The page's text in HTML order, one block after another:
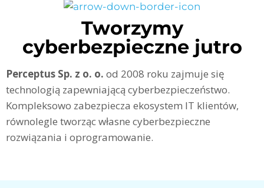
Tworzymy
cyberbezpieczne jutro
Perceptus Sp. z o. o. od 2008 roku zajmuje się
technologią zapewniającą cyberbezpieczeństwo.
Kompleksowo zabezpiecza ekosystem IT klientów,
równolegle tworząc własne cyberbezpieczne
rozwiązania i oprogramowanie.